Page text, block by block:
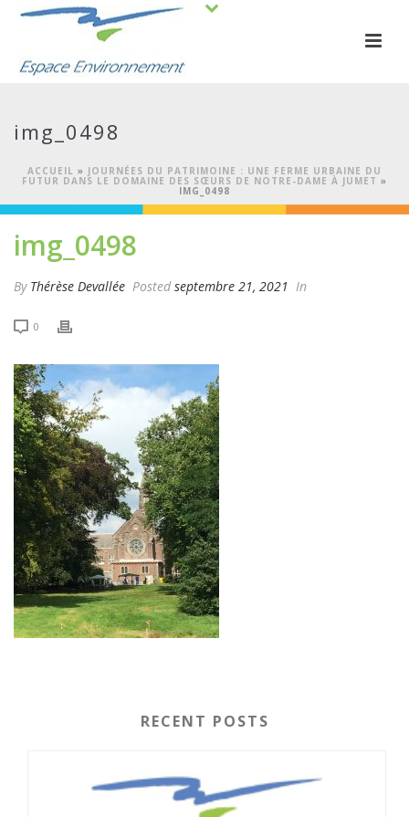
img_0498
ACCUEIL » JOURNÉES DU PATRIMOINE : UNE FERME URBAINE DU
FUTUR DANS LE DOMAINE DES SŒURS DE NOTRE-DAME À JUMET »
IMG_0498
img_0498
By Thérèse Devallée Posted septembre 21, 2021 In
0
RECENT POSTS